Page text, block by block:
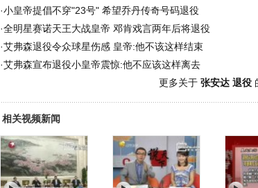
·小皇帝提倡不穿"23号" 希望乔丹传奇号码退役
·全明星赛诺天王大战皇帝 邓肯戏言两年后将退役
·艾弗森退役令众球星伤感 皇帝:他不该这样结束
·艾弗森宣布退役小皇帝震惊:他不应该这样离去
更多关于 张安达 退役
相关视频新闻